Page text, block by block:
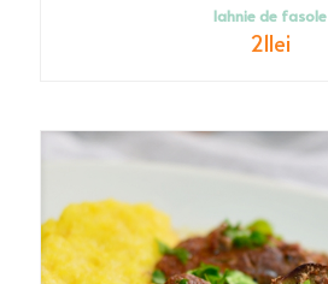
Iahnie de fasole
21lei